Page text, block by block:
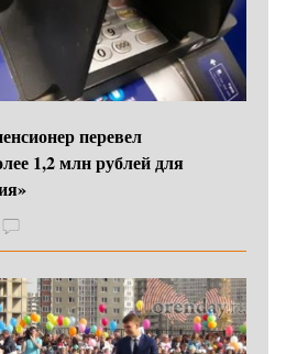
перевел
1,2 млн рублей для